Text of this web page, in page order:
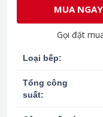
MUA
Gọi đặt
Loại bếp:
Tổng công
suất: